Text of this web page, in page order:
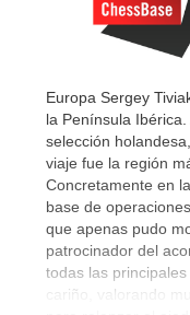
Europa Sergey
la Península
selección
viaje fue la región
Concretamente en
base de
que apenas pudo
patrocinador del
todas las
cariño, valorando